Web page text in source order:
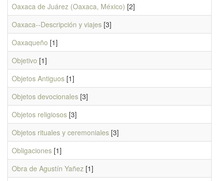
Oaxaca de Juárez (Oaxaca, México) [2]
Oaxaca--Descripción y viajes [3]
Oaxaqueño [1]
Objetivo [1]
Objetos Antiguos [1]
Objetos devocionales [3]
Objetos religiosos [3]
Objetos rituales y ceremoniales [3]
Obligaciones [1]
Obra de Agustín Yañez [1]